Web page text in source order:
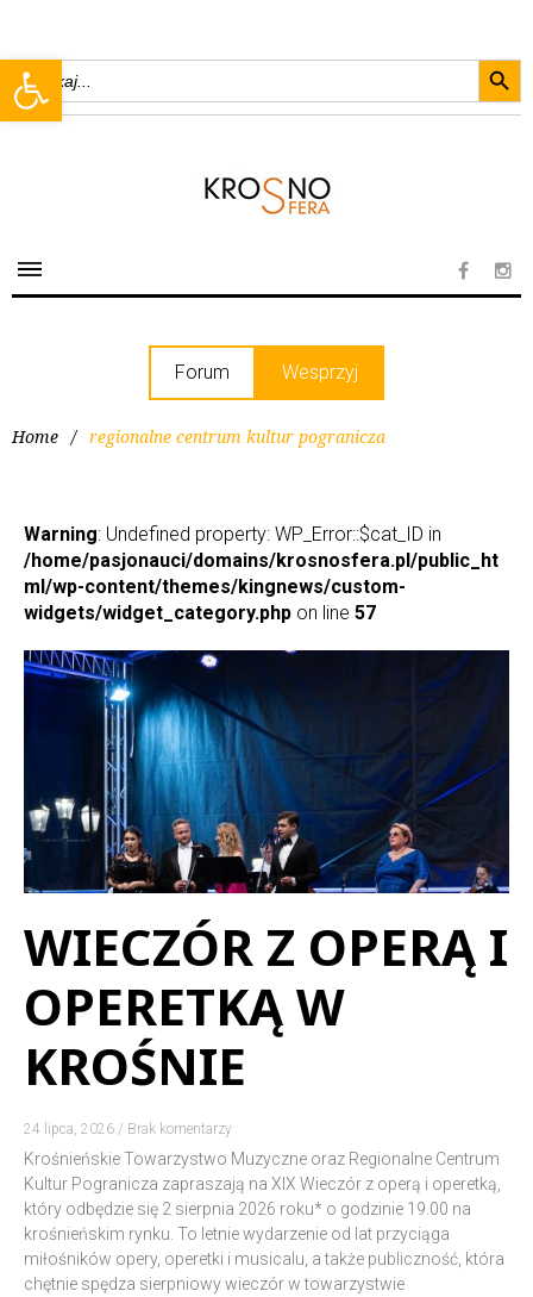
Open toolbar
Search
for:
Forum Wesprzyj
Home / regionalne centrum kultur pogranicza
Warning: Undefined property: WP_Error::$cat_ID in
/home/pasjonauci/domains/krosnosfera.pl/public_ht
ml/wp-content/themes/kingnews/custom-
widgets/widget_category.php on line 57
WIECZÓR Z OPERĄ I
OPERETKĄ W
KROŚNIE
24 lipca, 2026 Brak komentarzy
Krośnieńskie Towarzystwo Muzyczne oraz Regionalne Centrum
Kultur Pogranicza zapraszają na XIX Wieczór z operą i operetką,
który odbędzie się 2 sierpnia 2026 roku* o godzinie 19.00 na
krośnieńskim rynku. To letnie wydarzenie od lat przyciąga
miłośników opery, operetki i musicalu, a także publiczność, która
chętnie spędza sierpniowy wieczór w towarzystwie